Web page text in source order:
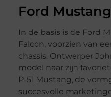
Ford Mustang
In de basis is de Ford
Falcon, voorzien van
chassis. Ontwerper
model naar zijn
P-51 Mustang, de
succesvolle